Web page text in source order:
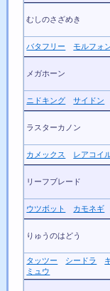
むしのさざめき
バタフリー モルフォ
メガホーン
ニドキング サイドン
ラスターカノン
カメックス レアコイ
リーフブレード
ウツボット カモネギ
りゅうのはどう
タッツー シードラ
ミュウ